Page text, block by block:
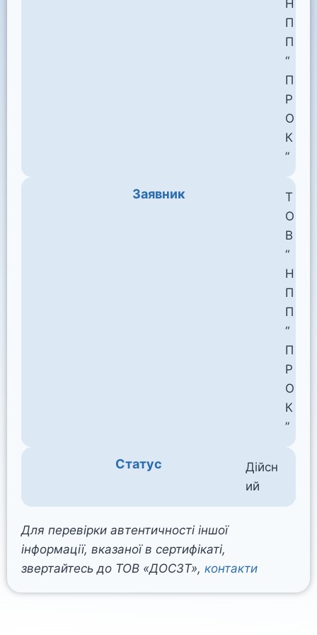
Н
П
П
“
П
Р
О
К
”
Заявник
Т
О
В
“
Н
П
П
“
П
Р
О
К
”
Статус
Дійсн
ий
Для перевірки автентичності іншої
інформації, вказаної в сертифікаті,
звертайтесь до ТОВ «ДОСЗТ», контакти